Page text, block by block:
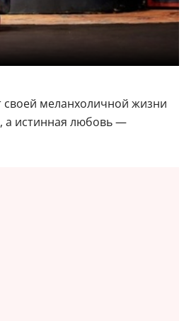
своей меланхоличной жизни
а истинная любовь —